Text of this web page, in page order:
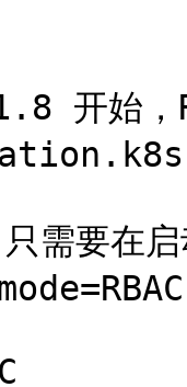
开始，
只需要